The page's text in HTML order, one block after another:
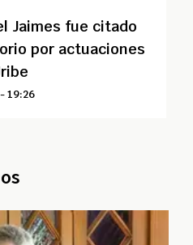
Jaimes fue citado
por actuaciones
19:26